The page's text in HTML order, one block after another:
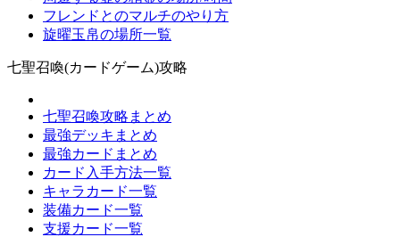
フレンドとのマルチのやり方
旋曜玉帛の場所一覧
七聖召喚(カードゲーム)攻略
七聖召喚攻略まとめ
最強デッキまとめ
最強カードまとめ
カード入手方法一覧
キャラカード一覧
装備カード一覧
支援カード一覧